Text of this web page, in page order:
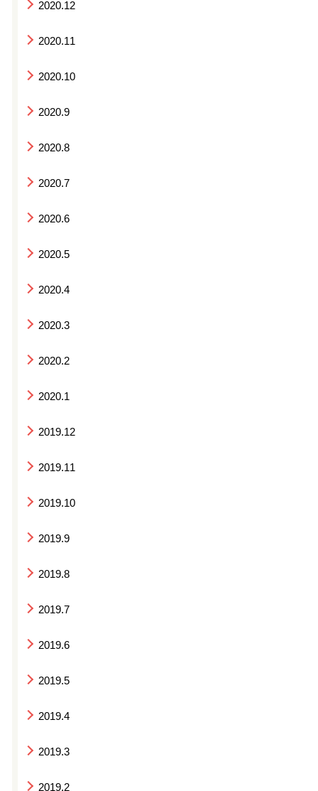
2020.12
2020.11
2020.10
2020.9
2020.8
2020.7
2020.6
2020.5
2020.4
2020.3
2020.2
2020.1
2019.12
2019.11
2019.10
2019.9
2019.8
2019.7
2019.6
2019.5
2019.4
2019.3
2019.2